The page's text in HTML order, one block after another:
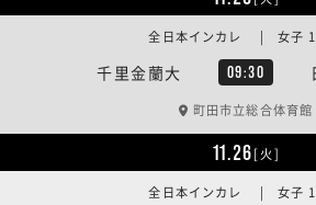
千里金蘭大 09:30
全日本インカレ | 女子 1
町田市立総合体育館
11.26[火]
全日本インカレ | 女子 1